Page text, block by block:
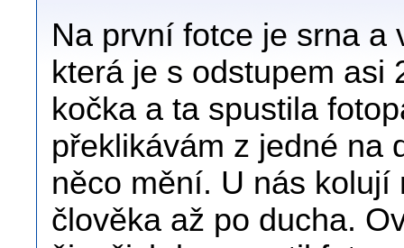
Na první fotce je srna a
která je s odstupem asi
kočka a ta spustila
překlikávám z jedné na
něco mění. U nás
člověka až po ducha.